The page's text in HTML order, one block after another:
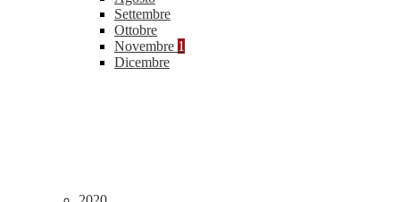
Settembre
Ottobre
Novembre 1
Dicembre